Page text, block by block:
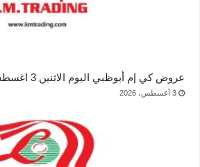
عروض كي إم أبوظبي اليوم الاثنين 3 اغسطس 2026
3 أغسطس، 2026